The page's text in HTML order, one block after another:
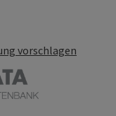
vorschlagen